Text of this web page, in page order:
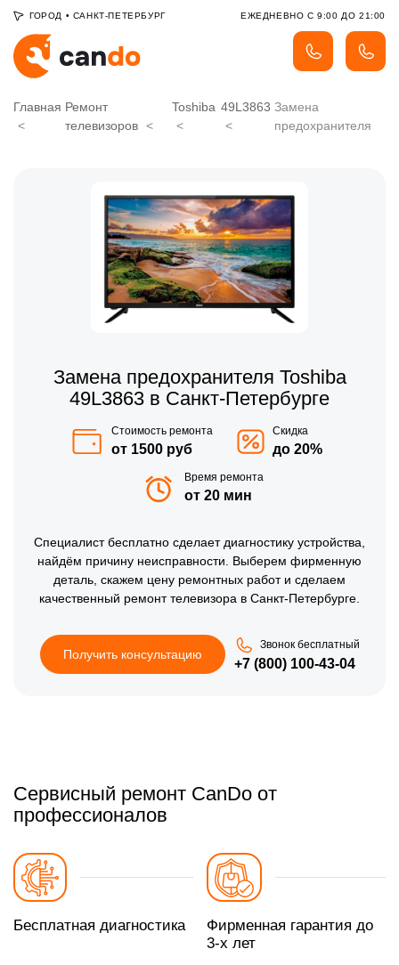
ГОРОД • САНКТ-ПЕТЕРБУРГ ЕЖЕДНЕВНО С 9:00 ДО 21:00
Главная Ремонт
телевизоров
Toshiba 49L3863 Замена
предохранителя
Замена предохранителя Toshiba
49L3863 в Санкт-Петербурге
Стоимость ремонта
от 1500 руб
Скидка
до 20%
Время ремонта
от 20 мин
Специалист бесплатно сделает диагностику устройства,
найдём причину неисправности. Выберем фирменную
деталь, скажем цену ремонтных работ и сделаем
качественный ремонт телевизора в Санкт-Петербурге.
Получить консультацию
Звонок бесплатный
+7 (800) 100-43-04
Сервисный ремонт CanDo от
профессионалов
Бесплатная диагностика
Фирменная гарантия до
3-х лет